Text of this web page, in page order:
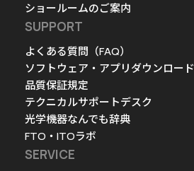
ショールームのご案内
SUPPORT
よくある質問（FAQ）
ソフトウェア・アプリダウンロード
品質保証規定
テクニカルサポートデスク
光学機器なんでも辞典
FTO・ITOラボ
SERVICE